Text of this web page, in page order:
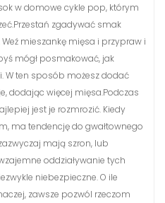
w domowe cykle pop, którym
zgadywać smak
mieszankę mięsa i przypraw i
mógł posmakować, jak
W ten sposób możesz dodać
dodając więcej mięsa.Podczas
jest je rozmrozić. Kiedy
ma tendencję do gwałtownego
mają szron, lub
oddziaływanie tych
niebezpieczne. O ile
zawsze pozwól rzeczom